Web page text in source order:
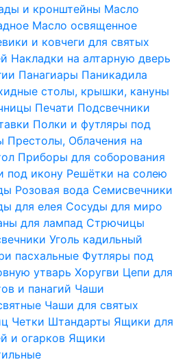
и кронштейны Масло
Масло освященное
и ковчеги для святых
Накладки на алтарную дверь
Панагиары Паникадила
столы, крышки, кануны
Печати Подсвечники
Полки и футляры под
Престолы, Облачения на
Приборы для соборования
под икону Решётки на солею
Розовая вода Семисвечники
для елея Сосуды для миро
для лампад Стрючицы
Уголь кадильный
пасхальные Футляры под
утварь Хоругви Цепи для
и панагий Чаши
Чаши для святых
Четки Штандарты Ящики для
и огарков Ящики